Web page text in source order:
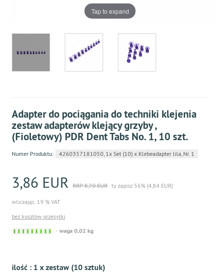
Tap to expand
Adapter do pociągania do techniki klejenia
zestaw adapterów klejący grzyby ,
(Fioletowy) PDR Dent Tabs No. 1, 10 szt.
Numer Produktu: 4260357181050, 1x Set (10) x Klebeadapter lila, Nr. 1
3,86 EUR RRP 8,70 EUR ty zapisz 56% (4,84 EUR)
wliczając. 19 % VAT
bez kosztów przesyłki
Sofort
waga 0,02 kg
ilość : 1 x zestaw (10 sztuk)